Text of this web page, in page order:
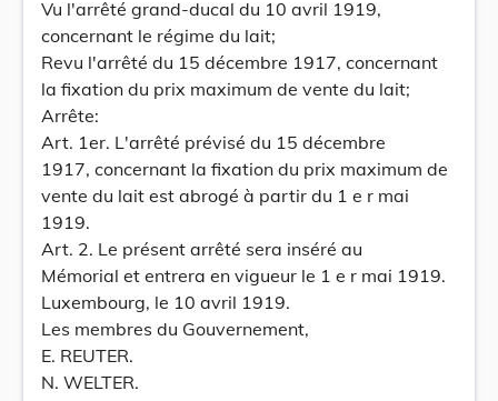
Vu l'arrêté grand-ducal du 10 avril 1919,
concernant le régime du lait;
Revu l'arrêté du 15 décembre 1917, concernant
la fixation du prix maximum de vente du lait;
Arrête:
Art. 1er. L'arrêté prévisé du 15 décembre
1917, concernant la fixation du prix maximum de
vente du lait est abrogé à partir du 1 e r mai
1919.
Art. 2. Le présent arrêté sera inséré au
Mémorial et entrera en vigueur le 1 e r mai 1919.
Luxembourg, le 10 avril 1919.
Les membres du Gouvernement,
E. REUTER.
N. WELTER.